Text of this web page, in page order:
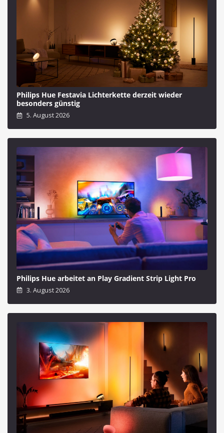
Philips Hue Festavia Lichterkette derzeit wieder
besonders günstig
5. August 2026
Philips Hue arbeitet an Play Gradient Strip Light Pro
3. August 2026